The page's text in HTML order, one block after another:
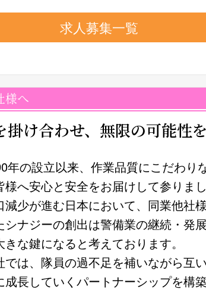
求人募集一覧
様へ
掛け合わせ、無限の可能性
年の設立以来、作業品質にこだわり
へ安心と安全をお届けして参りまし
減少が進む日本において、同業他社
シナジーの創出は警備業の継続・発
な鍵になると考えております。
では、隊員の過不足を補いながら互
成長していくパートナーシップを構